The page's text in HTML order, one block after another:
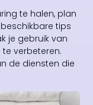
te halen, plan
tips
je gebruik van
verbeteren.
de diensten die